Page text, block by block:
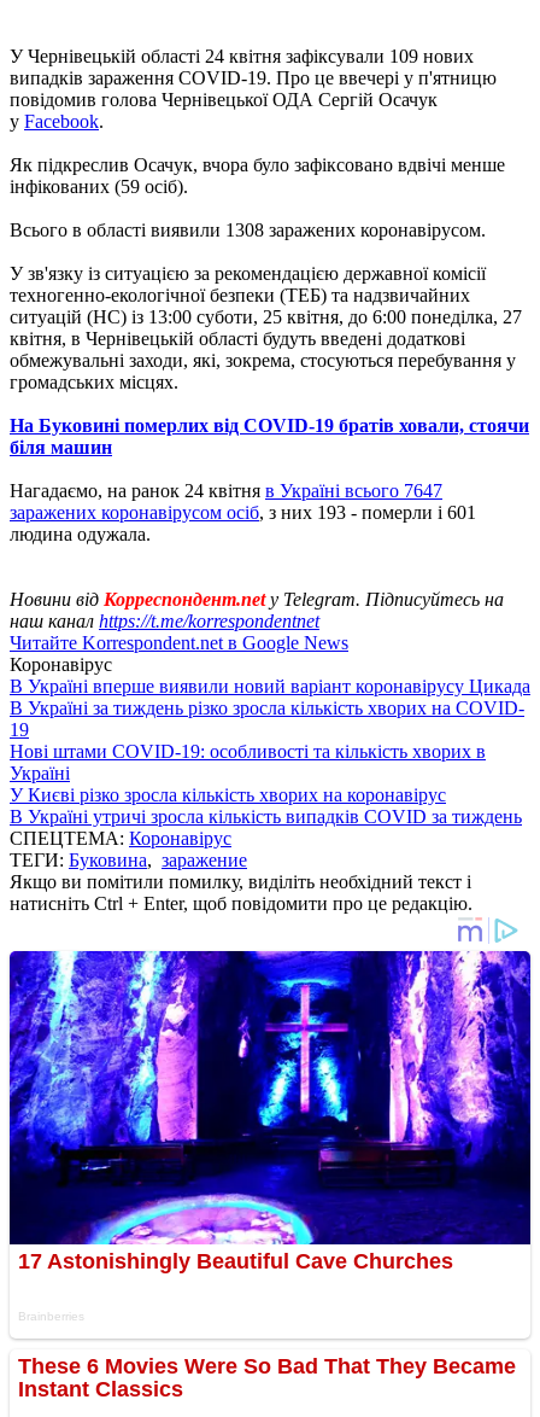
У Чернівецькій області 24 квітня зафіксували 109 нових
випадків зараження COVID-19. Про це ввечері у п'ятницю
повідомив голова Чернівецької ОДА Сергій Осачук
у Facebook.
Як підкреслив Осачук, вчора було зафіксовано вдвічі менше
інфікованих (59 осіб).
Всього в області виявили 1308 заражених коронавірусом.
У зв'язку із ситуацією за рекомендацією державної комісії
техногенно-екологічної безпеки (ТЕБ) та надзвичайних
ситуацій (НС) із 13:00 суботи, 25 квітня, до 6:00 понеділка, 27
квітня, в Чернівецькій області будуть введені додаткові
обмежувальні заходи, які, зокрема, стосуються перебування у
громадських місцях.
На Буковині померлих від COVID-19 братів ховали, стоячи
біля машин
Нагадаємо, на ранок 24 квітня в Україні всього 7647
заражених коронавірусом осіб, з них 193 - померли і 601
людина одужала.
Новини від Корреспондент.netу Telegram. Підписуйтесь на
наш канал https://t.me/korrespondentnet
Читайте Korrespondent.net в Google News
Коронавірус
В Україні вперше виявили новий варіант коронавірусу Цикада
В Україні за тиждень різко зросла кількість хворих на COVID-
19
Нові штами COVID-19: особливості та кількість хворих в
Україні
У Києві різко зросла кількість хворих на коронавірус
В Україні утричі зросла кількість випадків COVID за тиждень
СПЕЦТЕМА: Коронавірус
ТЕГИ: Буковина, заражение
Якщо ви помітили помилку, виділіть необхідний текст і
натисніть Ctrl + Enter, щоб повідомити про це редакцію.